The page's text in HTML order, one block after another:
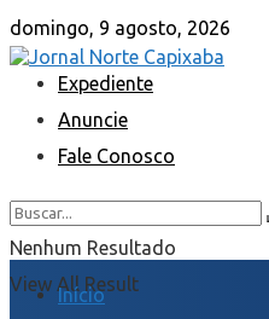
domingo, 9 agosto, 2026
Expediente
Anuncie
Fale Conosco
Nenhum Resultado
View All Result
Início